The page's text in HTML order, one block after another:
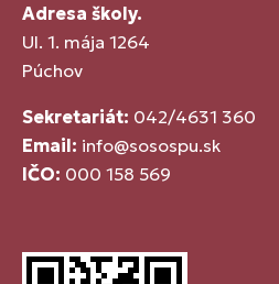
Adresa školy.
Ul. 1. mája 1264
Púchov
Sekretariát: 042/4631 360
Email: info@sosospu.sk
IČO: 000 158 569